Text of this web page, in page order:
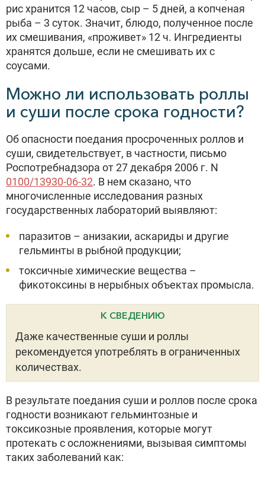
рис хранится 12 часов, сыр – 5 дней, а копченая
рыба – 3 суток. Значит, блюдо, полученное после
их смешивания, «проживет» 12 ч. Ингредиенты
хранятся дольше, если не смешивать их с
соусами.
Можно ли использовать роллы
и суши после срока годности?
Об опасности поедания просроченных роллов и
суши, свидетельствует, в частности, письмо
Роспотребнадзора от 27 декабря 2006 г. N
0100/13930-06-32. В нем сказано, что
многочисленные исследования разных
государственных лабораторий выявляют:
паразитов – анизакии, аскариды и другие
гельминты в рыбной продукции;
токсичные химические вещества –
фикотоксины в нерыбных объектах промысла.
К СВЕДЕНИЮ
Даже качественные суши и роллы
рекомендуется употреблять в ограниченных
количествах.
В результате поедания суши и роллов после срока
годности возникают гельминтозные и
токсикозные проявления, которые могут
протекать с осложнениями, вызывая симптомы
таких заболеваний как: